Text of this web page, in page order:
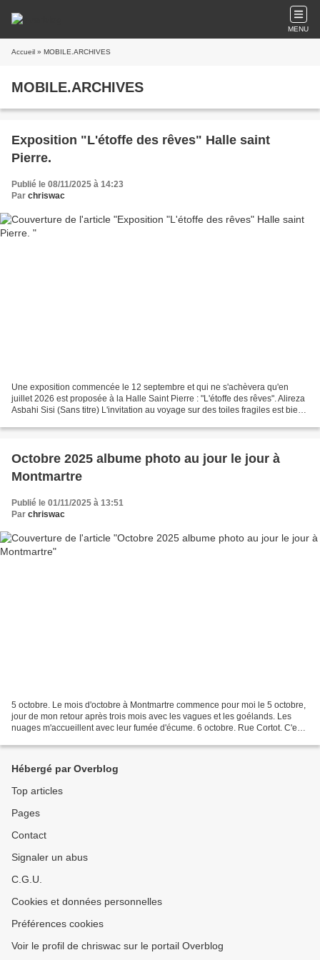
MENU
Accueil » MOBILE.ARCHIVES
MOBILE.ARCHIVES
Exposition "L'étoffe des rêves" Halle saint
Pierre.
Publié le 08/11/2025 à 14:23
Par chriswac
Une exposition commencée le 12 septembre et qui ne s'achèvera qu'en
juillet 2026 est proposée à la Halle Saint Pierre : "L'étoffe des rêves". Alireza
Asbahi Sisi (Sans titre) L'invitation au voyage sur des toiles fragiles est bien
Octobre 2025 albume photo au jour le jour à
Montmartre
Publié le 01/11/2025 à 13:51
Par chriswac
5 octobre. Le mois d'octobre à Montmartre commence pour moi le 5 octobre,
jour de mon retour après trois mois avec les vagues et les goélands. Les
nuages m'accueillent avec leur fumée d'écume. 6 octobre. Rue Cortot. C'est
Hébergé par Overblog
Top articles
Pages
Contact
Signaler un abus
C.G.U.
Cookies et données personnelles
Préférences cookies
Voir le profil de chriswac sur le portail Overblog